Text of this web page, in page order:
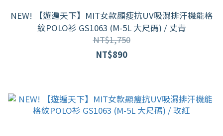
NEW! 【遊遍天下】MIT女款顯瘦抗UV吸濕排汗機能格
紋POLO衫 GS1063 (M-5L 大尺碼) / 丈青
NT$1,750
NT$890